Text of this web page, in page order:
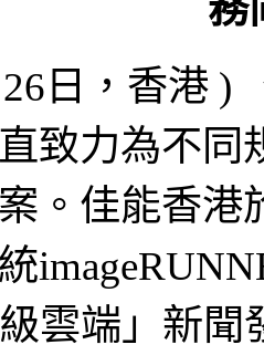
26日，香港
致力為不同
。佳能香港
雲端」新